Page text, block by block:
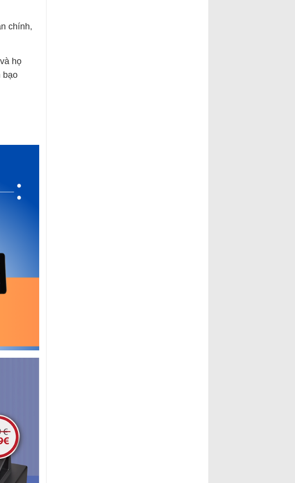
chính,
họ
bạo